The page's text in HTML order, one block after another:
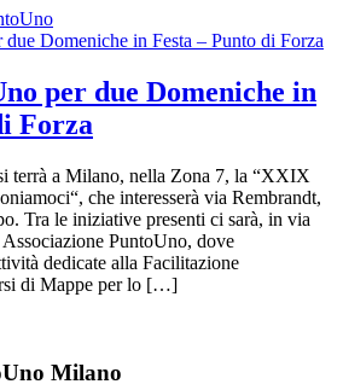
per due Domeniche in
Forza
terrà a Milano, nella Zona 7, la “XXIX
che interesserà via Rembrandt,
Tra le iniziative presenti ci sarà, in via
PuntoUno, dove
dedicate alla Facilitazione
di Mappe per lo […]
Milano